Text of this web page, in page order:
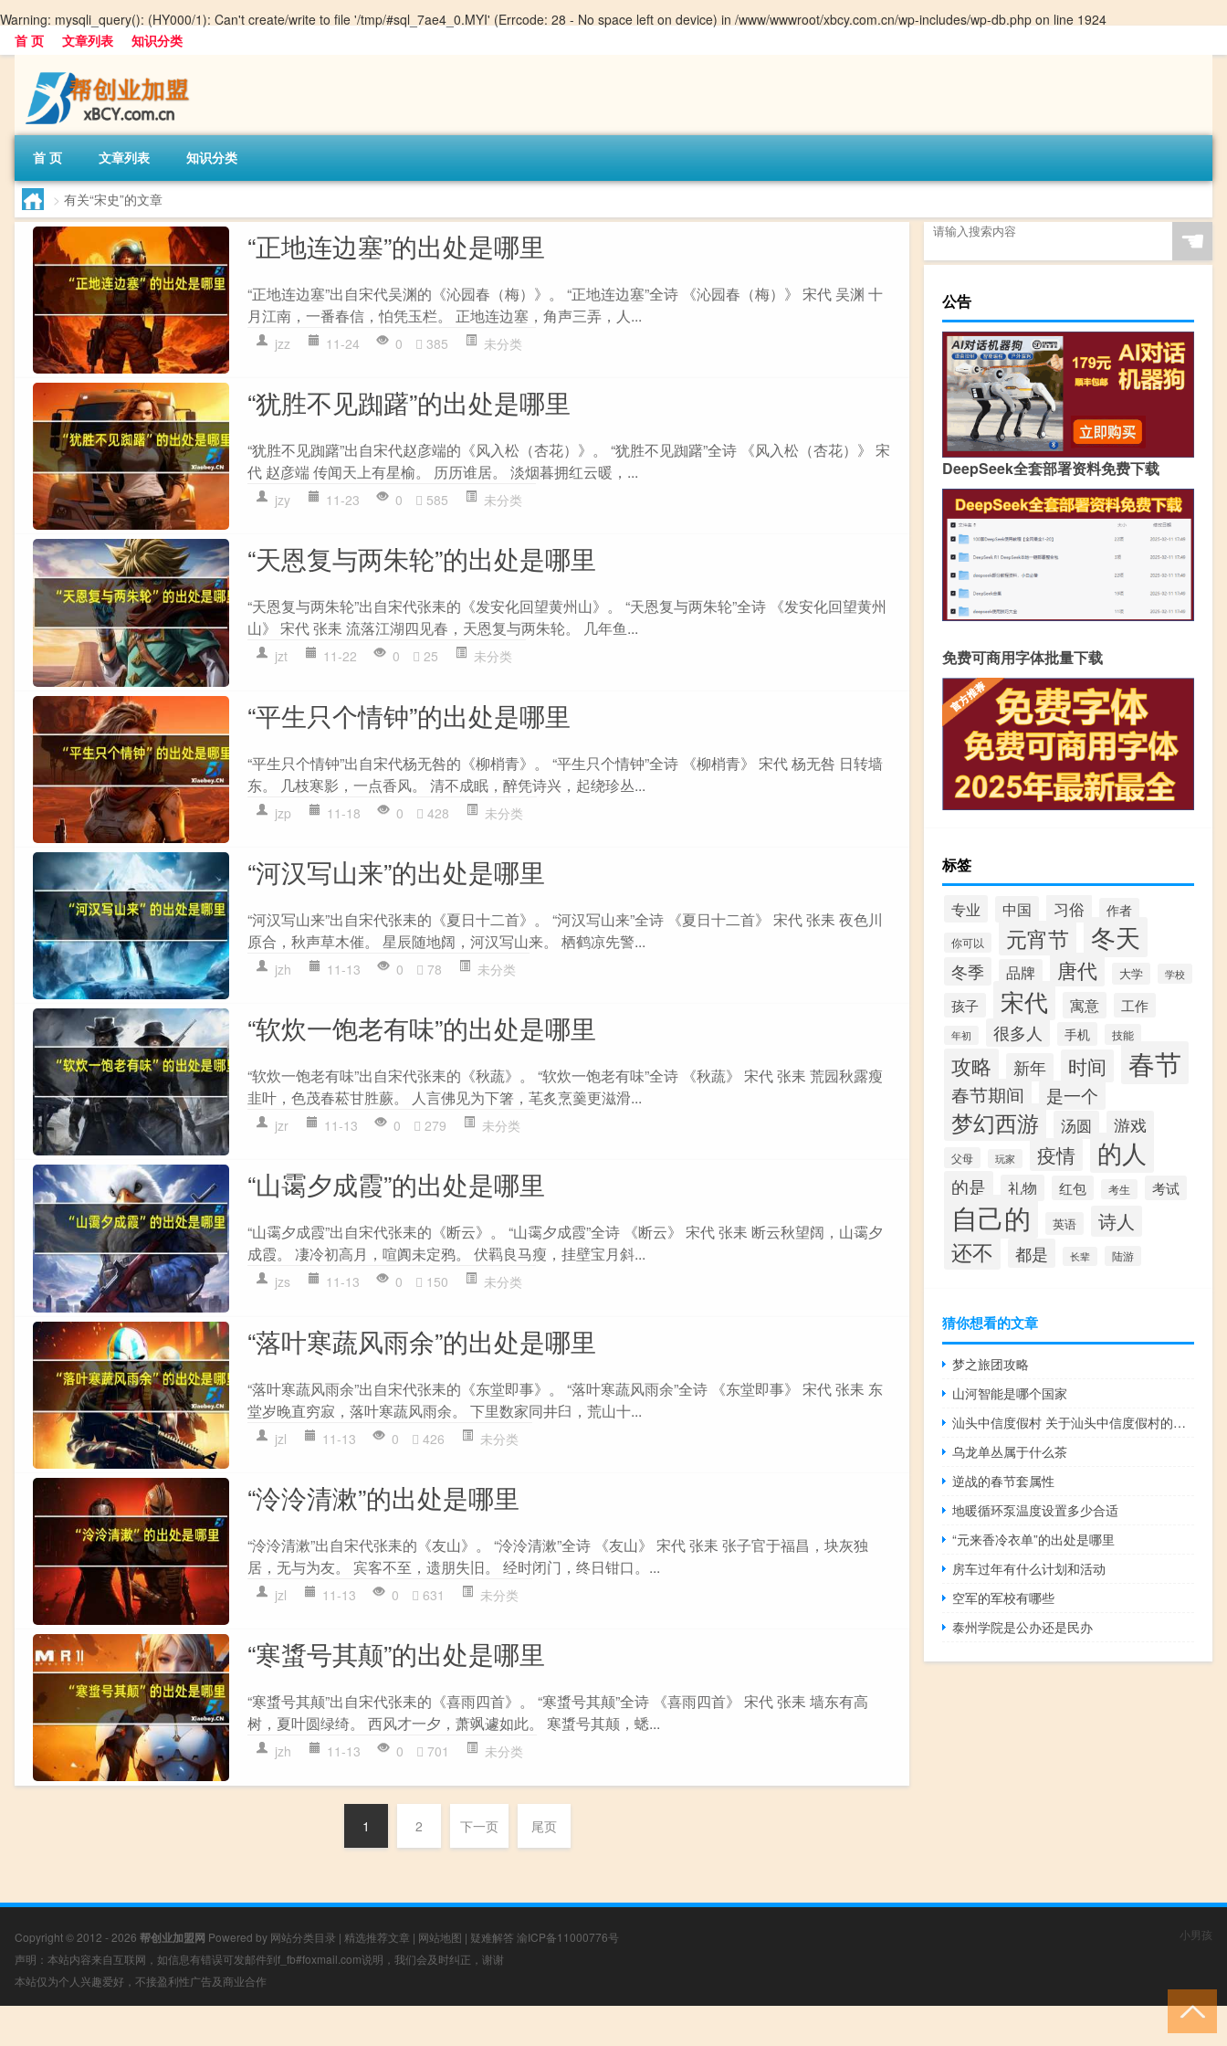
Warning: mysqli_query(): (HY000/1): Can't create/write to file '/tmp/#sql_7ae4_0.MYI' (Errcode: 28 - No space left on device) in /www/wwwroot/xbcy.com.cn/wp-includes/wp-db.php on line 1924
首 页
文章列表 知识分类
首 页 文章列表 知识分类
> 有关“宋史”的文章
“正地连边塞”的出处是哪里
“正地连边塞”出自宋代吴渊的《沁园春（梅）》。 “正地连边塞”全诗 《沁园春（梅）》 宋代 吴渊 十
月江南，一番春信，怕凭玉栏。 正地连边塞，角声三弄，人...
jzz 11-24 0 385 未分类
“犹胜不见踟躇”的出处是哪里
“犹胜不见踟躇”出自宋代赵彦端的《风入松（杏花）》。 “犹胜不见踟躇”全诗 《风入松（杏花）》 宋
代 赵彦端 传闻天上有星榆。 历历谁居。 淡烟暮拥红云暖，...
jzy 11-23 0 585 未分类
“天恩复与两朱轮”的出处是哪里
“天恩复与两朱轮”出自宋代张耒的《发安化回望黄州山》。 “天恩复与两朱轮”全诗 《发安化回望黄州
山》 宋代 张耒 流落江湖四见春，天恩复与两朱轮。 几年鱼...
jzt 11-22 0 25 未分类
“平生只个情钟”的出处是哪里
“平生只个情钟”出自宋代杨无咎的《柳梢青》。 “平生只个情钟”全诗 《柳梢青》 宋代 杨无咎 日转墙
东。 几枝寒影，一点香风。 清不成眠，醉凭诗兴，起绕珍丛...
jzp 11-18 0 428 未分类
“河汉写山来”的出处是哪里
“河汉写山来”出自宋代张耒的《夏日十二首》。 “河汉写山来”全诗 《夏日十二首》 宋代 张耒 夜色川
原合，秋声草木催。 星辰随地阔，河汉写山来。 栖鹤凉先警...
jzh 11-13 0 78 未分类
“软炊一饱老有味”的出处是哪里
“软炊一饱老有味”出自宋代张耒的《秋蔬》。 “软炊一饱老有味”全诗 《秋蔬》 宋代 张耒 荒园秋露瘦
韭叶，色茂春菘甘胜蕨。 人言佛见为下箸，芼炙烹羹更滋滑...
jzr 11-13 0 279 未分类
“山霭夕成霞”的出处是哪里
“山霭夕成霞”出自宋代张耒的《断云》。 “山霭夕成霞”全诗 《断云》 宋代 张耒 断云秋望阔，山霭夕
成霞。 凄冷初高月，喧阗未定鸦。 伏羁良马瘦，挂壁宝月斜...
jzs 11-13 0 150 未分类
“落叶寒蔬风雨余”的出处是哪里
“落叶寒蔬风雨余”出自宋代张耒的《东堂即事》。 “落叶寒蔬风雨余”全诗 《东堂即事》 宋代 张耒 东
堂岁晚直穷寂，落叶寒蔬风雨余。 下里数家同井臼，荒山十...
jzl 11-13 0 426 未分类
“泠泠清漱”的出处是哪里
“泠泠清漱”出自宋代张耒的《友山》。 “泠泠清漱”全诗 《友山》 宋代 张耒 张子官于福昌，块灰独
居，无与为友。 宾客不至，遗朋失旧。 经时闭门，终日钳口。...
jzl 11-13 0 631 未分类
“寒螀号其颠”的出处是哪里
“寒螀号其颠”出自宋代张耒的《喜雨四首》。 “寒螀号其颠”全诗 《喜雨四首》 宋代 张耒 墙东有高
树，夏叶圆绿绮。 西风才一夕，萧飒遽如此。 寒螀号其颠，蟋...
jzh 11-13 0 701 未分类
1 2 下一页 尾页
☚
公告
DeepSeek全套部署资料免费下载
免费可商用字体批量下载
标签
专业 中国 习俗 作者
你可以 元宵节 冬天
冬季 品牌 唐代 大学 学校
孩子 宋代 寓意 工作
年初 很多人 手机 技能
攻略 新年 时间 春节
春节期间 是一个
梦幻西游 汤圆 游戏
父母 玩家 疫情 的人
的是 礼物 红包 考生 考试
自己的 英语 诗人
还不 都是 长辈 陆游
猜你想看的文章
梦之旅团攻略
山河智能是哪个国家
汕头中信度假村 关于汕头中信度假村的介绍
乌龙单丛属于什么茶
逆战的春节套属性
地暖循环泵温度设置多少合适
“元来香冷衣单”的出处是哪里
房车过年有什么计划和活动
空军的军校有哪些
泰州学院是公办还是民办
Copyright © 2012 - 2026 帮创业加盟网 Powered by 网站分类目录 | 精选推荐文章 | 网站地图 | 疑难解答 渝ICP备11000776号
声明：本站内容来自互联网，如信息有错误可发邮件到f_fb#foxmail.com说明，我们会及时纠正，谢谢
本站仅为个人兴趣爱好，不接盈利性广告及商业合作
小男孩